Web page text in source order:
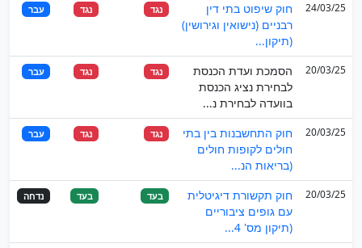
24/03/25
חוק שיפוט בתי דין
רבניים (נישואין וגירושין)
(תיקון...
נגד נגד עבר
20/03/25
הסמכת ועדת הכנסת
לבחירת נציג הכנסת
בוועדה לבחירת נ...
נגד נגד עבר
20/03/25
חוק התחשבנות בין בתי
חולים לקופות חולים
(בריאות הנ...
נגד נגד עבר
20/03/25
חוק תקשורת דיגיטלית
עם גופים ציבוריים
(תיקון מס' 4...
בעד בעד נדחה